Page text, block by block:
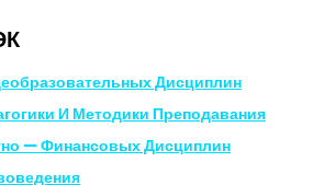
Дисциплин
И Методики Преподавания
— Финансовых Дисциплин